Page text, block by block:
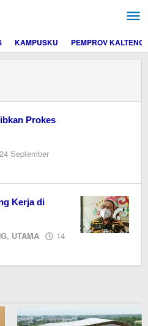
KAMPUSKU PEMPROV KALTENG
Prokes
24 September
Kerja di
, UTAMA
14